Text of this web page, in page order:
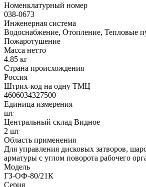
Номенклатурный номер
038-0673
Инженерная система
Водоснабжение, Отопление, Тепловые
Пожаротушение
Масса нетто
4.85 кг
Страна происхождения
Россия
Штрих-код на одну ТМЦ
4606034327500
Единица измерения
шт
Центральный склад Видное
2 шт
Область применения
Для управления дисковых затворов,
арматуры с углом поворота рабочего
Модель
ГЗ-ОФ-80/21К
Серия